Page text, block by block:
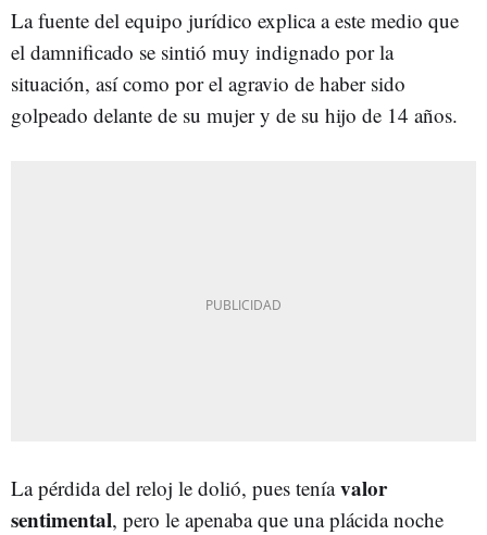
La fuente del equipo jurídico explica a este medio que
el damnificado se sintió muy indignado por la
situación, así como por el agravio de haber sido
golpeado delante de su mujer y de su hijo de 14 años.
La pérdida del reloj le dolió, pues teníavalor
sentimental, pero le apenaba que una plácida noche